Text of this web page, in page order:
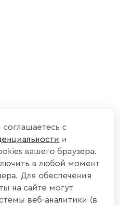
соглашаетесь с
и
вашего браузера.
в любой момент
Для обеспечения
на сайте могут
веб-аналитики (в